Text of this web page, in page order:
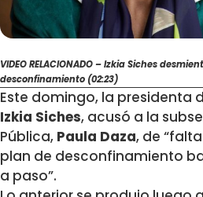
VIDEO RELACIONADO – Izkia Siches
desconfinamiento (02:23)
Este domingo, la presidenta
Izkia Siches, acusó a la
Pública, Paula Daza, de
plan de desconfinamiento
a paso”.